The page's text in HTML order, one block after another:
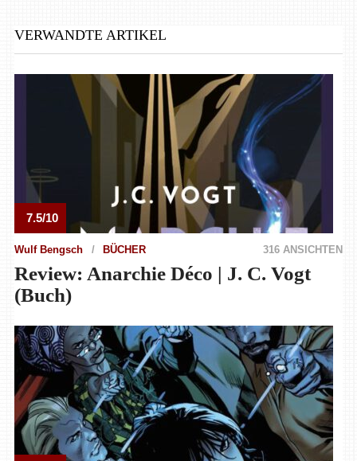
VERWANDTE ARTIKEL
7.5/10
Wulf Bengsch BÜCHER 316 ANSICHTEN
Review: Anarchie Déco | J. C. Vogt
(Buch)